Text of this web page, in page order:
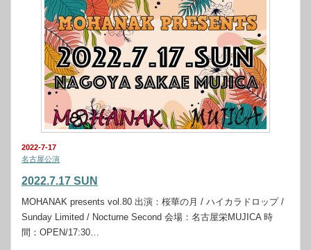
2022-7-17
名古屋公演
2022.7.17 SUN
MOHANAK presents vol.80 出演：桜華の月 / ハイカラドロップ /
Sunday Limited / Nocturne Second 会場：名古屋栄MUJICA 時
間：OPEN/17:30…